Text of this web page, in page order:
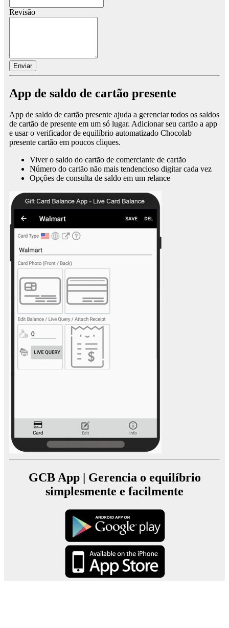
Revisão
App de saldo de cartão presente
App de saldo de cartão presente ajuda a gerenciar todos os saldos
de cartão de presente em um só lugar. Adicionar seu cartão a app
e usar o verificador de equilíbrio automatizado Chocolab
presente cartão em poucos cliques.
Viver o saldo do cartão de comerciante de cartão
Número do cartão não mais tendencioso digitar cada vez
Opções de consulta de saldo em um relance
GCB App | Gerencia o equilíbrio
simplesmente e facilmente